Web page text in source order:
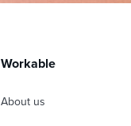
Workable
About us